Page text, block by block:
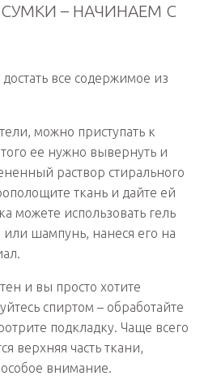
– НАЧИНАЕМ С
все содержимое из
можно приступать к
ее нужно вывернуть и
раствор стирального
ткань и дайте ей
можете использовать гель
шампунь, нанеся его на
и вы просто хотите
спиртом – обработайте
подкладку. Чаще всего
верхняя часть ткани,
особое внимание.